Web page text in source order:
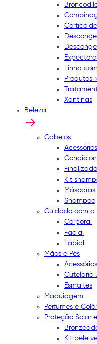
Linha
Produtos
Xantinas
Beleza
Cabelos
Acessórios
Kit
Máscaras
Shampoo
Cuidado com a
Corporal
Facial
Labial
Mãos e Pés
Cutelaria
Esmaltes
Maquiagem
Perfumes e
Proteção Solar
Kit pele